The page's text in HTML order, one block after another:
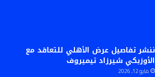
ننشر تفاصيل عرض الأهلي للتعاقد مع
الأوزبكي شيرزاد تيميروف
مايو 12, 2026